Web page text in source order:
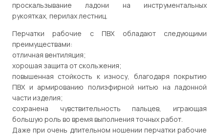
проскальзывание ладони на инструментальных
рукоятках, перилах лестниц.
Перчатки рабочие с ПВХ обладают следующими
преимуществами:
отличная вентиляция;
хорошая защита от скольжения;
повышенная стойкость к износу, благодаря покрытию
ПВХ и армированию полиэфирной нитью на ладонной
части изделия;
сохранена чувствительность пальцев, играющая
большую роль во время выполнения точных работ.
Даже при очень длительном ношении перчатки рабочие